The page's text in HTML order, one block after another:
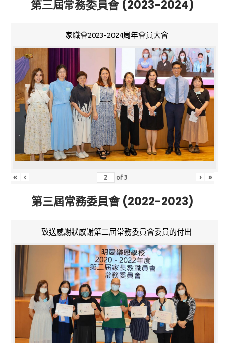
第三屆常務委員會 (2023-2024)
家職會2023-2024周年會員大會
« ‹ of3 › »
第三屆常務委員會 (2022-2023)
致送感謝狀感謝第二屆常務委員會委員的付出